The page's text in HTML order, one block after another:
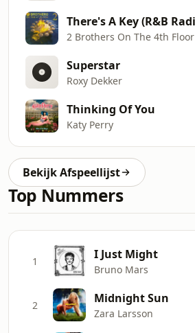
2 Brothers On The 4th Floor
Superstar
Roxy Dekker
Thinking Of You
Katy Perry
Bekijk Afspeellijst
Top Nummers
1 I Just Might
Bruno Mars
2 Midnight Sun
Zara Larsson